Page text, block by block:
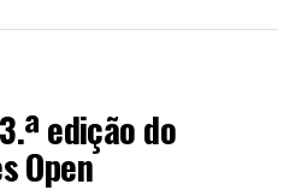
edição do
Open